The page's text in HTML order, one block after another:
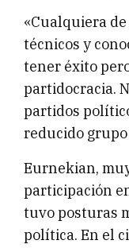
«Cualquiera
técnicos y
tener éxito
partidocracia.
partidos
reducido
Eurnekian,
participación
tuvo posturas
política. En el